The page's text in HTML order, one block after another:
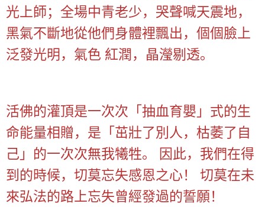
光上師；全場中青老少，哭聲喊天震地，
黑氣不斷地從他們身體裡飄出，個個臉上
泛發光明，氣色 紅潤，晶瀅剔透。
活佛的灌頂是一次次「抽血育嬰」式的生
命能量相贈，是「茁壯了別人，枯萎了自
己」的一次次無我犧牲。 因此，我們在得
到的時候，切莫忘失感恩之心！ 切莫在未
來弘法的路上忘失曾經發過的誓願！